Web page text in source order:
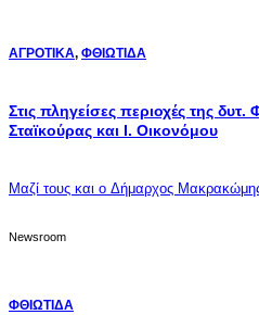
ΑΓΡΟΤΙΚΑ, ΦΘΙΩΤΙΔΑ
Στις πληγείσες περιοχές της δυτ.
Σταϊκούρας και Ι. Οικονόμου
Μαζί τους και ο Δήμαρχος
Newsroom
ΦΘΙΩΤΙΔΑ